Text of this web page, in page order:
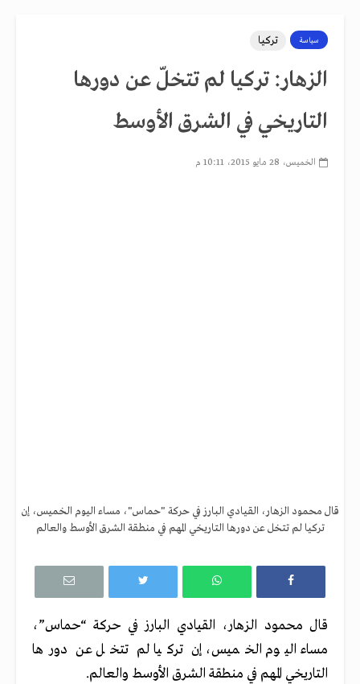
سياسة تركيا
الزهار: تركيا لم تتخلّ عن دورها
التاريخي في الشرق الأوسط
الخميس، 28 مايو 2015، 10:11 م
قال محمود الزهار، القيادي البارز في حركة "حماس"، مساء اليوم الخميس، إن
تركيا لم تتخل عن دورها التاريخي المهم في منطقة الشرق الأوسط والعالم
قال محمود الزهار، القيادي البارز في حركة “حماس”،
مساء اليوم الخميس، إن تركيا لم تتخل عن دورها
التاريخي المهم في منطقة الشرق الأوسط والعالم.